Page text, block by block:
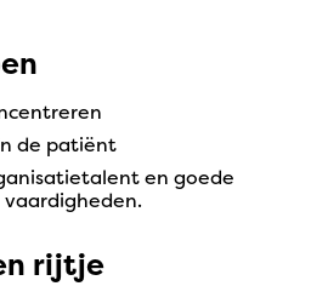
de patiënt
rijtje